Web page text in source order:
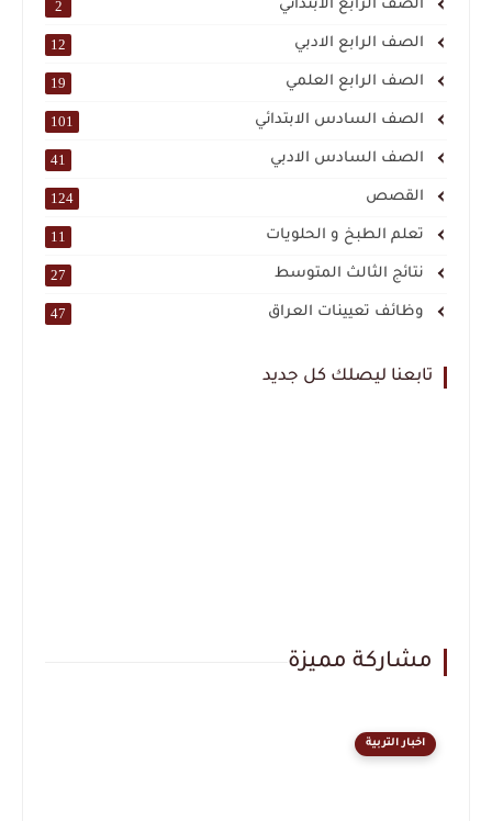
الصف الرابع الابتدائي 2
الصف الرابع الادبي 12
الصف الرابع العلمي 19
الصف السادس الابتدائي 101
الصف السادس الادبي 41
القصص 124
تعلم الطبخ و الحلويات 11
نتائج الثالث المتوسط 27
وظائف تعيينات العراق 47
تابعنا ليصلك كل جديد
مشاركة مميزة
اخبار التربية